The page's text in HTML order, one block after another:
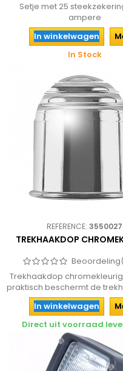
Setje met 25
ampere
In winkelwagen
In Stock
REFERENCE:3550027
TREKHAAKDOP
Trekhaakdop
praktisch beschermt de
en...
In winkelwagen
Direct uit voorraad